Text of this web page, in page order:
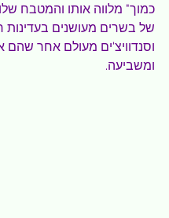
כמוך" מלווה אותו והמטבח
של בשרים מעושנים בעדינות
וסנדוויצ'ים מעולם אחר
ומשביעה.